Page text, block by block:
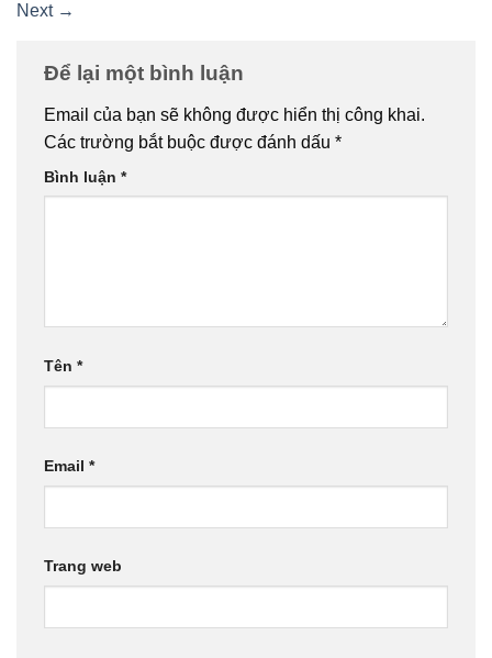
Next →
Để lại một bình luận
Email của bạn sẽ không được hiển thị công khai.
Các trường bắt buộc được đánh dấu *
Bình luận *
Tên *
Email *
Trang web